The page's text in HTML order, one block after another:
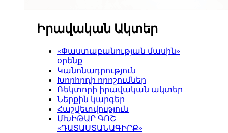
Իրավական Ակտեր
«Փաստաբանության մասին»
օրենք
Կանոնադրություն
Խորհրդի որոշումներ
Ռեկտորի իրավական ակտեր
Ներքին կարգեր
Հաշվետվություն
ՄԽԻԹԱՐ ԳՈՇ
«ԴԱՏԱՍՏԱՆԱԳԻՐՔ»